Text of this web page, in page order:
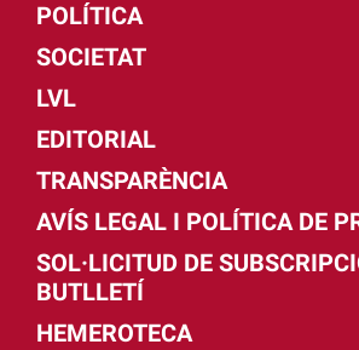
POLÍTICA
SOCIETAT
LVL
EDITORIAL
TRANSPARÈNCIA
AVÍS LEGAL I POLÍTICA DE
SOL·LICITUD DE
BUTLLETÍ
HEMEROTECA